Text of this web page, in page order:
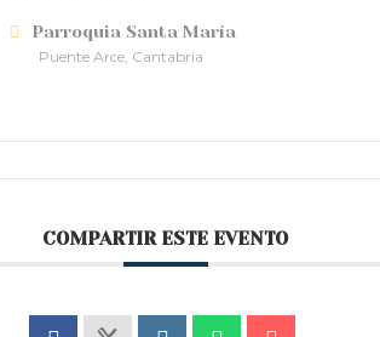
Parroquia Santa María
Puente Arce, Cantabria
COMPARTIR ESTE EVENTO